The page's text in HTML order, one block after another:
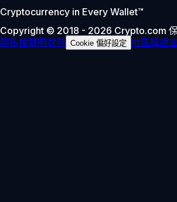
Cryptocurrency in Every Wallet™
Copyright © 2018 - 2026 Crypto.com 保
隱私權聲明狀態 Cookie 偏好設定 地區與語